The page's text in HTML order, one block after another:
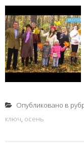
Опубликовано в
ключ, осень